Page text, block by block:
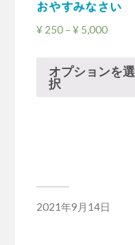
おやすみなさい
¥250– ¥5,000
オプションを選
択
2021年9月14日